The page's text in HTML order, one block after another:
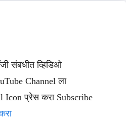
संबधीत व्हिडिओ
Channel ला
Icon प्रेस करा Subscribe